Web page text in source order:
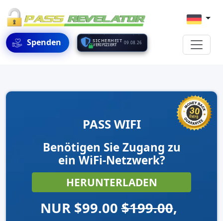
Spenden SICHERHEIT
VERIFIZIERT 09.08.26
PASS WIFI
Benötigen Sie Zugang zu
ein WiFi-Netzwerk?
HERUNTERLADEN
NUR $99.00$199.00,